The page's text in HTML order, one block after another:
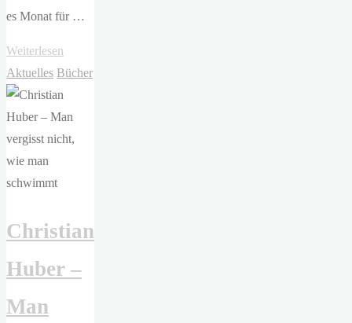
es Monat für …
Weiterlesen
Bommarius
Im
Rausch
Aktuelles Bücher
Christian
Huber –
Man